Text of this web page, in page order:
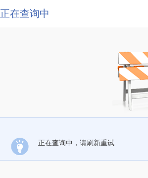
正在查询中
正在查询中，请刷新重试